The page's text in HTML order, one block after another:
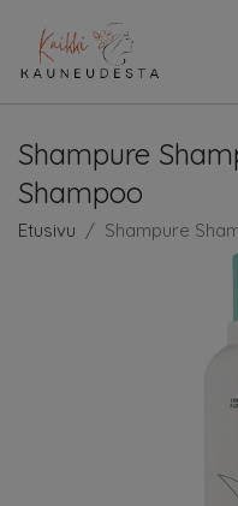
Shampure
Shampoo
Etusivu Shampure